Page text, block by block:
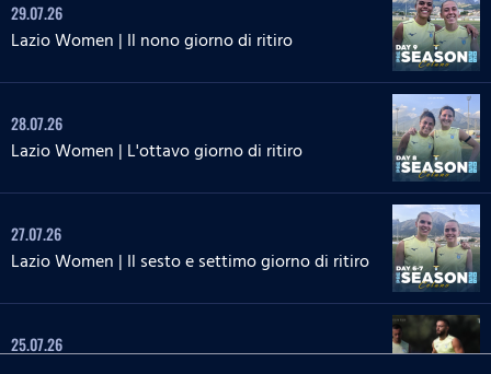
29.07.26
Lazio Women | Il nono giorno di ritiro
28.07.26
Lazio Women | L'ottavo giorno di ritiro
27.07.26
Lazio Women | Il sesto e settimo giorno di ritiro
25.07.26